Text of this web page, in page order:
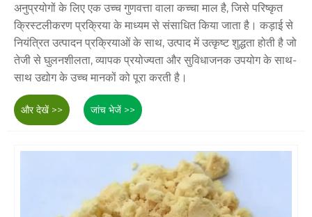
अनुप्रयोगों के लिए एक उच्च गुणवत्ता वाला कच्चा माल है, जिसे परिष्कृत
क्रिस्टलीकरण प्रक्रिया के माध्यम से संसाधित किया जाता है। कड़ाई से
नियंत्रित उत्पादन प्रक्रियाओं के साथ, उत्पाद में उत्कृष्ट शुद्धता होती है जो
तेजी से घुलनशीलता, व्यापक प्रयोज्यता और सुविधाजनक उपयोग के साथ-
साथ उद्योग के उच्च मानकों को पूरा करती है।
और देखें >> जांच भेजें >>